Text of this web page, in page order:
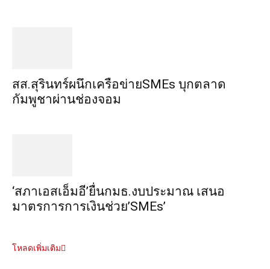
สส.สุรินทร์ผนึกเครือข่ายSMEs บุกตลาด
กัมพูชาผ่านช่องจอม
‘สภาเอสเอ็มอี’ยื่นกมธ.งบประมาณ เสนอ
มาตรการการเงินช่วย’SMEs’
โหลดเพิ่มเติม